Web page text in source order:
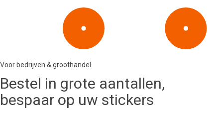
Voor bedrijven & groothandel
Bestel in grote aantallen,
bespaar op uw stickers